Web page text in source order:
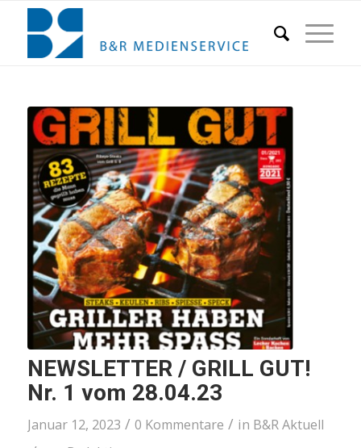
NEWSLETTER / GRILL GUT!
Nr. 1 vom 28.04.23
Januar 12, 2023 / 0 Kommentare / in B&R Aktuell